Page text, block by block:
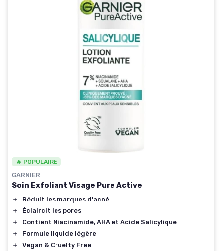
🔥 POPULAIRE
GARNIER
Soin Exfoliant Visage Pure Active
＋
Réduit les marques d'acné
＋
Éclaircit les pores
＋
Contient Niacinamide, AHA et Acide Salicylique
＋
Formule liquide légère
＋
Vegan & Cruelty Free